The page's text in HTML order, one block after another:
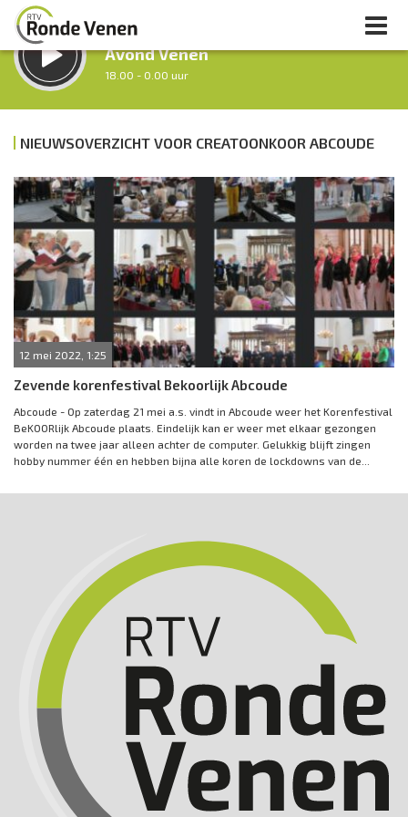
LUISTER LIVE:
Avond Venen
18.00 - 0.00 uur
Nacht van De Ronde Venen
Vorig uur
Volgend uur
Inklappen
NIEUWSOVERZICHT VOOR CREATOONKOOR ABCOUDE
12 mei 2022, 1:25
Zevende korenfestival Bekoorlijk Abcoude
Abcoude - Op zaterdag 21 mei a.s. vindt in Abcoude weer het Korenfestival
BeKOORlijk Abcoude plaats. Eindelijk kan er weer met elkaar gezongen
worden na twee jaar alleen achter de computer. Gelukkig blijft zingen
hobby nummer één en hebben bijna alle koren de lockdowns van de...